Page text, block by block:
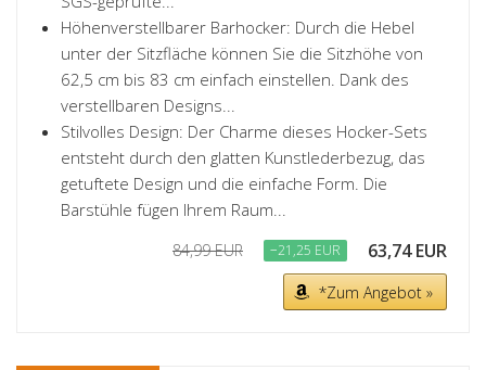
Höhenverstellbarer Barhocker: Durch die Hebel
unter der Sitzfläche können Sie die Sitzhöhe von
62,5 cm bis 83 cm einfach einstellen. Dank des
verstellbaren Designs...
Stilvolles Design: Der Charme dieses Hocker-Sets
entsteht durch den glatten Kunstlederbezug, das
getuftete Design und die einfache Form. Die
Barstühle fügen Ihrem Raum...
84,99 EUR −21,25 EUR 63,74 EUR
*Zum Angebot »